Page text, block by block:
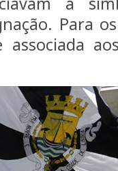
Para